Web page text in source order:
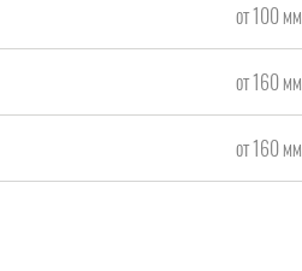
от 100 мм
от 160 мм
от 160 мм